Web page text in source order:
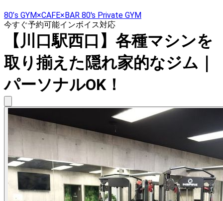
80’s GYM×CAFE×BAR 80's Private GYM
今すぐ予約可能インボイス対応
【川口駅西口】各種マシンを
取り揃えた隠れ家的なジム｜
パーソナルOK！